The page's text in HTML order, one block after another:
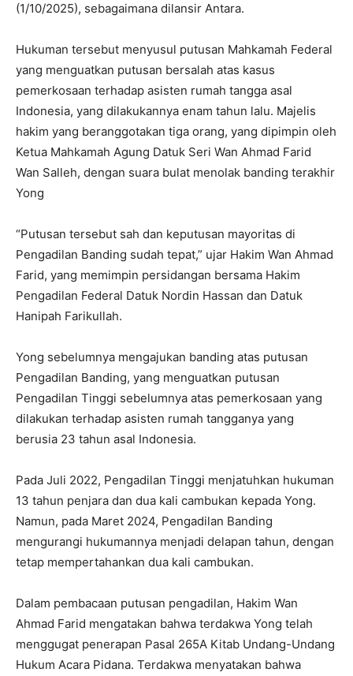
(1/10/2025), sebagaimana dilansir Antara.
Hukuman tersebut menyusul putusan Mahkamah Federal
yang menguatkan putusan bersalah atas kasus
pemerkosaan terhadap asisten rumah tangga asal
Indonesia, yang dilakukannya enam tahun lalu. Majelis
hakim yang beranggotakan tiga orang, yang dipimpin oleh
Ketua Mahkamah Agung Datuk Seri Wan Ahmad Farid
Wan Salleh, dengan suara bulat menolak banding terakhir
Yong
“Putusan tersebut sah dan keputusan mayoritas di
Pengadilan Banding sudah tepat,” ujar Hakim Wan Ahmad
Farid, yang memimpin persidangan bersama Hakim
Pengadilan Federal Datuk Nordin Hassan dan Datuk
Hanipah Farikullah.
Yong sebelumnya mengajukan banding atas putusan
Pengadilan Banding, yang menguatkan putusan
Pengadilan Tinggi sebelumnya atas pemerkosaan yang
dilakukan terhadap asisten rumah tangganya yang
berusia 23 tahun asal Indonesia.
Pada Juli 2022, Pengadilan Tinggi menjatuhkan hukuman
13 tahun penjara dan dua kali cambukan kepada Yong.
Namun, pada Maret 2024, Pengadilan Banding
mengurangi hukumannya menjadi delapan tahun, dengan
tetap mempertahankan dua kali cambukan.
Dalam pembacaan putusan pengadilan, Hakim Wan
Ahmad Farid mengatakan bahwa terdakwa Yong telah
menggugat penerapan Pasal 265A Kitab Undang-Undang
Hukum Acara Pidana. Terdakwa menyatakan bahwa